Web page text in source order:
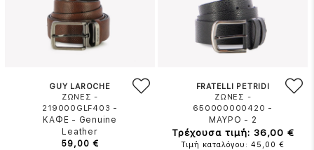
GUY LAROCHE
ΖΩΝΕΣ -
219000GLF403 -
ΚΑΦΕ - Genuine
Leather
59,00 €
FRATELLI PETRIDI
ΖΩΝΕΣ -
650000000420 -
ΜΑΥΡΟ - 2
Τρέχουσα τιμή: 36,00 €
Τιμή καταλόγου: 45,00 €